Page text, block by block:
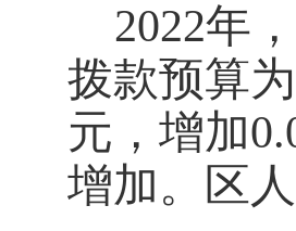
2022年
拨款预算为
元， 增加
增加。区